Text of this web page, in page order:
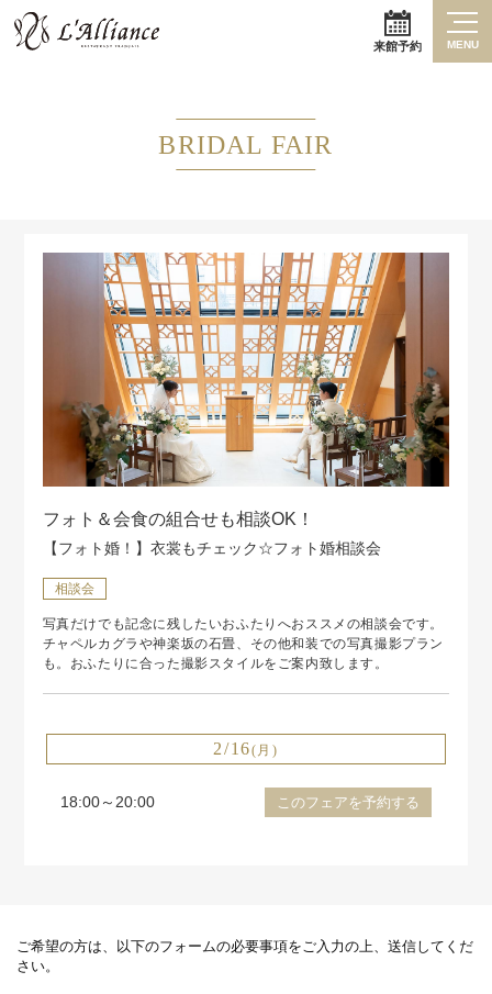
来館予約 MENU
BRIDAL FAIR
フォト＆会食の組合せも相談OK！
【フォト婚！】衣裳もチェック☆フォト婚相談会
相談会
写真だけでも記念に残したいおふたりへおススメの相談会です。
チャペルカグラや神楽坂の石畳、その他和装での写真撮影プラン
も。おふたりに合った撮影スタイルをご案内致します。
2/16(月)
18:00～20:00 このフェアを予約する